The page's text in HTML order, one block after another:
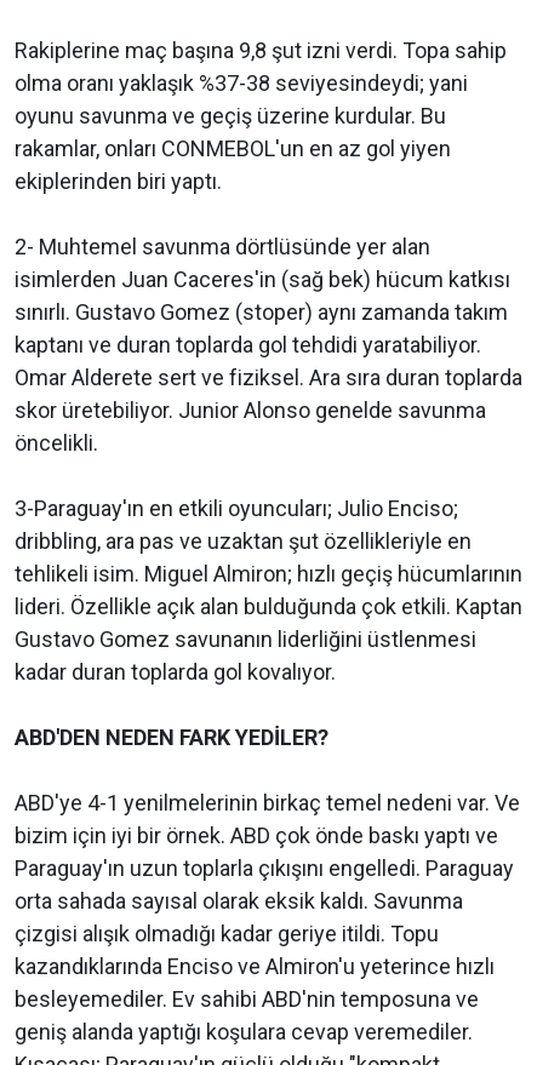
Rakiplerine maç başına 9,8 şut izni verdi. Topa sahip
olma oranı yaklaşık %37-38 seviyesindeydi; yani
oyunu savunma ve geçiş üzerine kurdular. Bu
rakamlar, onları CONMEBOL'un en az gol yiyen
ekiplerinden biri yaptı.
2- Muhtemel savunma dörtlüsünde yer alan
isimlerden Juan Caceres'in (sağ bek) hücum katkısı
sınırlı. Gustavo Gomez (stoper) aynı zamanda takım
kaptanı ve duran toplarda gol tehdidi yaratabiliyor.
Omar Alderete sert ve fiziksel. Ara sıra duran toplarda
skor üretebiliyor. Junior Alonso genelde savunma
öncelikli.
3-Paraguay'ın en etkili oyuncuları; Julio Enciso;
dribbling, ara pas ve uzaktan şut özellikleriyle en
tehlikeli isim. Miguel Almiron; hızlı geçiş hücumlarının
lideri. Özellikle açık alan bulduğunda çok etkili. Kaptan
Gustavo Gomez savunanın liderliğini üstlenmesi
kadar duran toplarda gol kovalıyor.
ABD'DEN NEDEN FARK YEDİLER?
ABD'ye 4-1 yenilmelerinin birkaç temel nedeni var. Ve
bizim için iyi bir örnek. ABD çok önde baskı yaptı ve
Paraguay'ın uzun toplarla çıkışını engelledi. Paraguay
orta sahada sayısal olarak eksik kaldı. Savunma
çizgisi alışık olmadığı kadar geriye itildi. Topu
kazandıklarında Enciso ve Almiron'u yeterince hızlı
besleyemediler. Ev sahibi ABD'nin temposuna ve
geniş alanda yaptığı koşulara cevap veremediler.